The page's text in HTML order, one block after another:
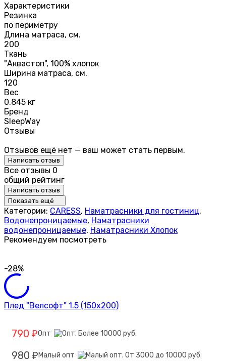
Характеристики
Резинка
по периметру
Длина матраса, см.
200
Ткань
"Аквастоп", 100% хлопок
Ширина матраса, см.
120
Вес
0.845 кг
Бренд
SleepWay
Отзывы
Отзывов ещё нет — ваш может стать первым.
Написать отзыв
Все отзывы 0
общий рейтинг
Написать отзыв
Показать ещё
Категории: CARESS, Наматрасники для гостиниц,
Водонепроницаемые, Наматрасники
водонепроницаемые, Наматрасники Хлопок
Рекомендуем посмотреть
-28%
Плед "Велсофт" 1.5 (150х200)
790 ₽Опт
980 ₽ Малый опт